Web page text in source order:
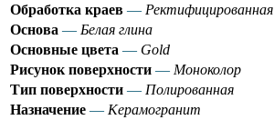
Обработка краев — Ректифицированная
Основа — Белая глина
Основные цвета — Gold
Рисунок поверхности — Моноколор
Тип поверхности — Полированная
Назначение — Керамогранит